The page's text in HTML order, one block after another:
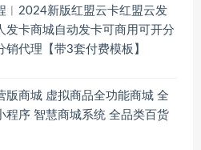
︱2024新版红盟云卡红盟云发
发卡商城自动发卡可商用可开分
销代理【带3套付费模板】
版商城 虚拟商品全功能商城 全
程序 智慧商城系统 全品类百货